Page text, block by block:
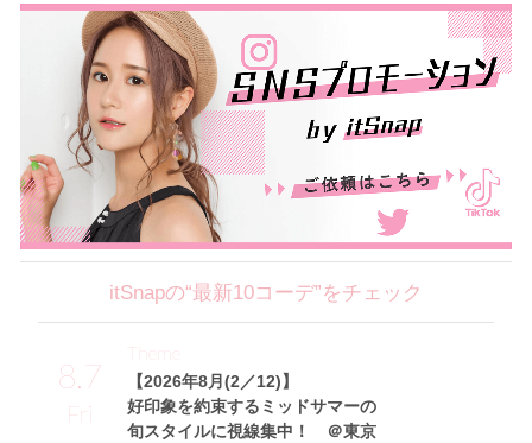
itSnapの“最新10コーデ”をチェック
8.7
Fri
【2026年8月(2／12)】
好印象を約束するミッドサマーの
旬スタイルに視線集中！ ＠東京
Theme